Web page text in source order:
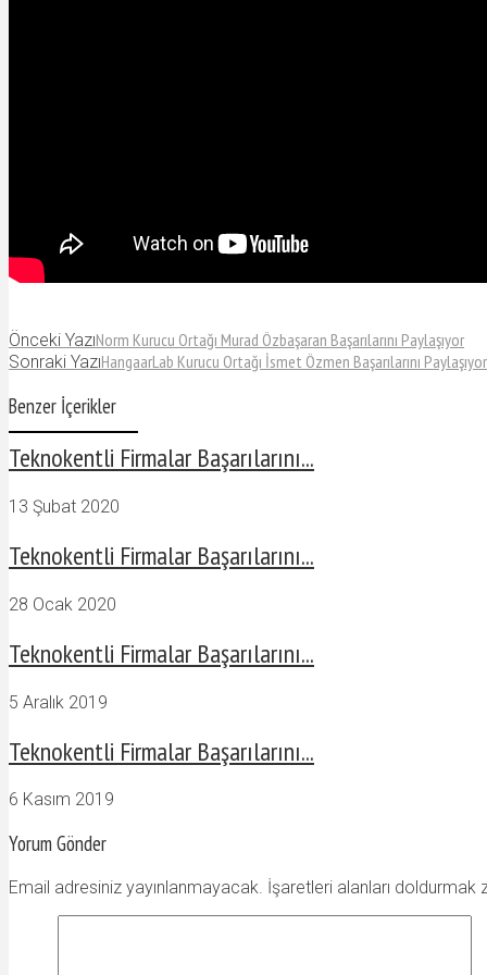
Önceki YazıNorm Kurucu Ortağı Murad Özbaşaran Başarılarını Paylaşıyor
Sonraki YazıHangaarLab Kurucu Ortağı İsmet Özmen Başarılarını Paylaşıyor
Benzer İçerikler
Teknokentli Firmalar Başarılarını...
13 Şubat 2020
Teknokentli Firmalar Başarılarını...
28 Ocak 2020
Teknokentli Firmalar Başarılarını...
5 Aralık 2019
Teknokentli Firmalar Başarılarını...
6 Kasım 2019
Yorum Gönder
Email adresiniz yayınlanmayacak. İşaretleri alanları doldurmak